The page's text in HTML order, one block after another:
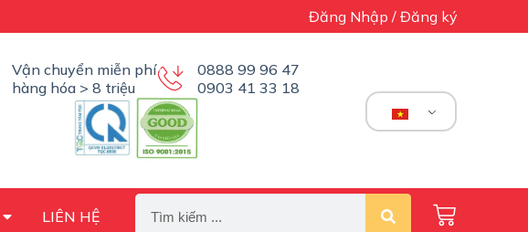
Đăng Nhập / Đăng ký
Vận chuyển miễn phí
hàng hóa > 8 triệu
0888 99 96 47
0903 41 33 18
LIÊN HỆ